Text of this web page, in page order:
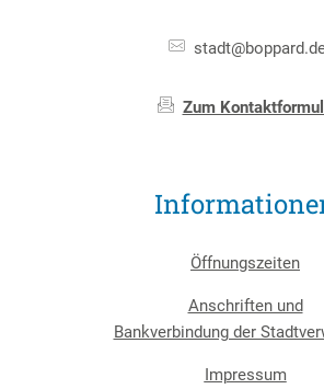
Zum
Öffnungszeiten
Anschriften und
Bankverbindung der
Impressum